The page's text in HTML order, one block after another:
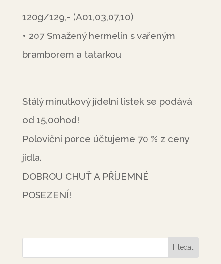
120g/129,- (A01,03,07,10)
• 207 Smažený hermelín s vařeným
bramborem a tatarkou
Stálý minutkový jídelní lístek se podává
od 15,00hod!
Poloviční porce účtujeme 70 % z ceny
jídla.
DOBROU CHUŤ A PŘÍJEMNÉ
POSEZENÍ!